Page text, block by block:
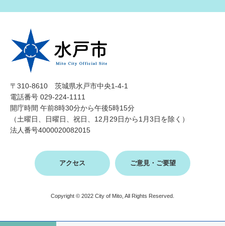
〒310-8610 茨城県水戸市中央1-4-1
電話番号 029-224-1111
開庁時間 午前8時30分から午後5時15分
（土曜日、日曜日、祝日、12月29日から1月3日を除く）
法人番号4000020082015
アクセス ご意見・ご要望
Copyright © 2022 City of Mito, All Rights Reserved.